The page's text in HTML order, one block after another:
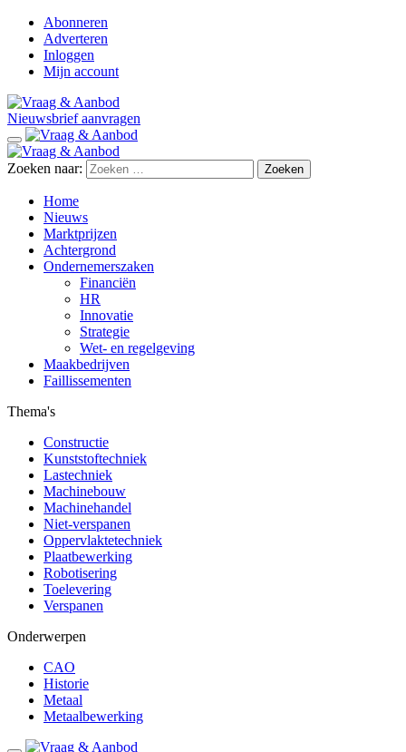
Abonneren
Adverteren
Inloggen
Mijn account
Nieuwsbrief aanvragen
Zoeken naar:
Home
Nieuws
Marktprijzen
Achtergrond
Ondernemerszaken
Financiën
HR
Innovatie
Strategie
Wet- en regelgeving
Maakbedrijven
Faillissementen
Thema's
Constructie
Kunststoftechniek
Lastechniek
Machinebouw
Machinehandel
Niet-verspanen
Oppervlaktetechniek
Plaatbewerking
Robotisering
Toelevering
Verspanen
Onderwerpen
CAO
Historie
Metaal
Metaalbewerking